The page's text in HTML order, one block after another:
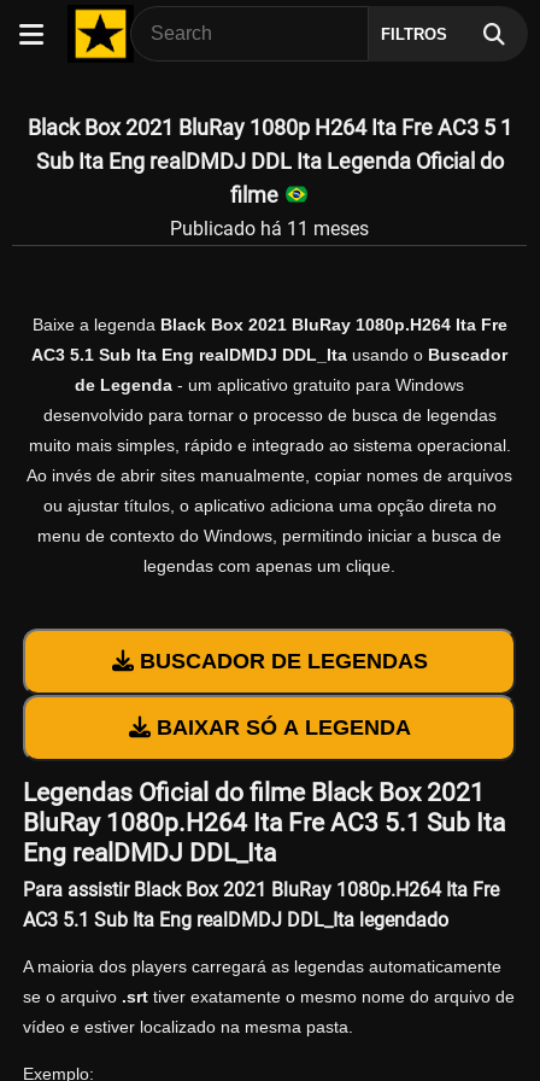
FILTROS
Black Box 2021 BluRay 1080p H264 Ita Fre AC3 5 1
Sub Ita Eng realDMDJ DDL Ita Legenda Oficial do
filme
Publicado há 11 meses
Baixe a legenda Black Box 2021 BluRay 1080p.H264 Ita Fre
AC3 5.1 Sub Ita Eng realDMDJ DDL_Ita usando o Buscador
de Legenda - um aplicativo gratuito para Windows
desenvolvido para tornar o processo de busca de legendas
muito mais simples, rápido e integrado ao sistema operacional.
Ao invés de abrir sites manualmente, copiar nomes de arquivos
ou ajustar títulos, o aplicativo adiciona uma opção direta no
menu de contexto do Windows, permitindo iniciar a busca de
legendas com apenas um clique.
BUSCADOR DE LEGENDAS
BAIXAR SÓ A LEGENDA
Legendas Oficial do filme Black Box 2021
BluRay 1080p.H264 Ita Fre AC3 5.1 Sub Ita
Eng realDMDJ DDL_Ita
Para assistir Black Box 2021 BluRay 1080p.H264 Ita Fre
AC3 5.1 Sub Ita Eng realDMDJ DDL_Ita legendado
A maioria dos players carregará as legendas automaticamente
se o arquivo .srttiver exatamente o mesmo nome do arquivo de
vídeo e estiver localizado na mesma pasta.
Exemplo: